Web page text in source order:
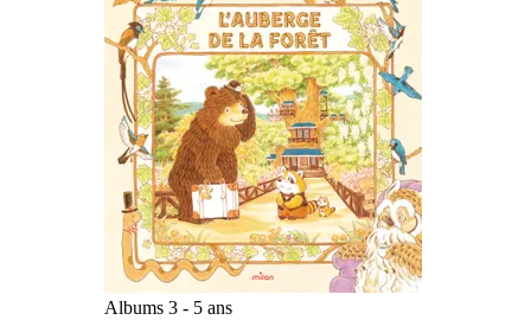
Albums 3 - 5 ans